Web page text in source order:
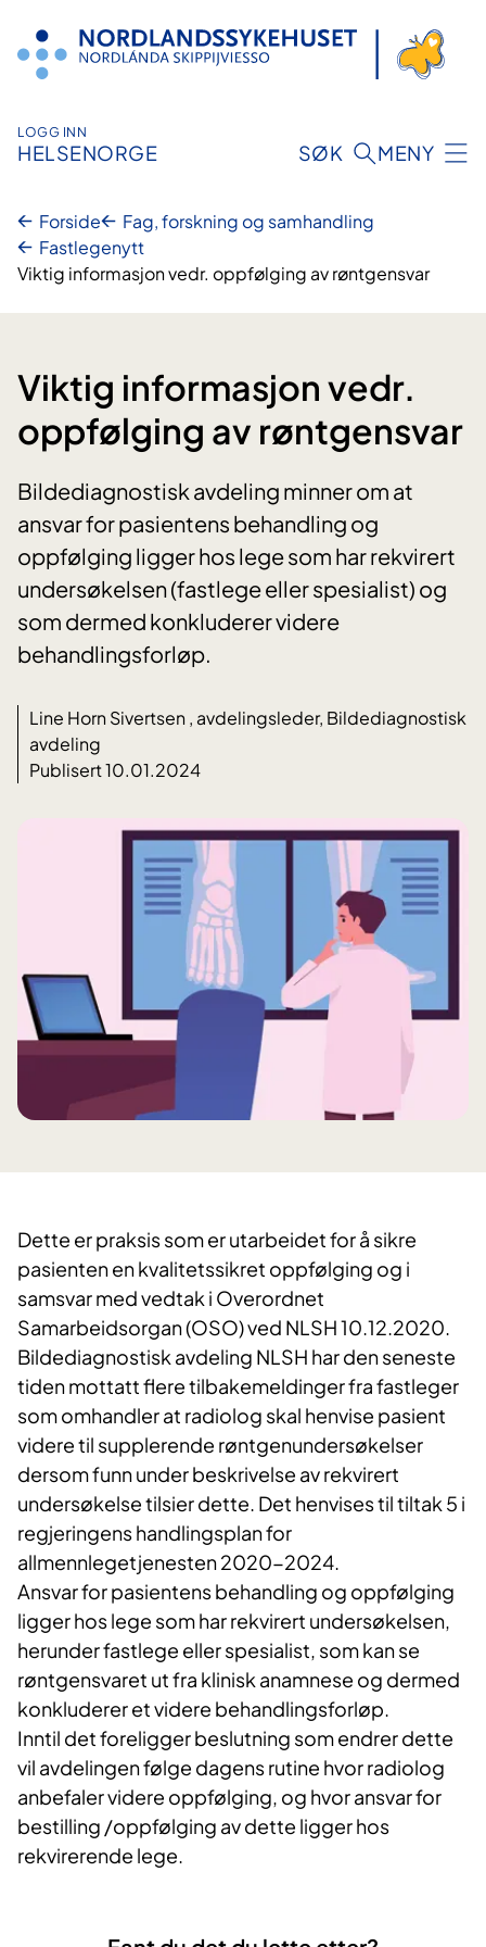
innhold
LOGG INN
HELSENORGE SØK MENY
Forside
Fag, forskning og samhandling
Fastlegenytt
Viktig informasjon vedr. oppfølging av røntgensvar
Viktig informasjon vedr.
oppfølging av røntgensvar
Bildediagnostisk avdeling minner om at
ansvar for pasientens behandling og
oppfølging ligger hos lege som har rekvirert
undersøkelsen (fastlege eller spesialist) og
som dermed konkluderer videre
behandlingsforløp.
Line Horn Sivertsen , avdelingsleder, Bildediagnostisk
avdeling
Publisert 10.01.2024
Dette er praksis som er utarbeidet for å sikre
pasienten en kvalitetssikret oppfølging og i
samsvar med vedtak i Overordnet
Samarbeidsorgan (OSO) ved NLSH 10.12.2020.
Bildediagnostisk avdeling NLSH har den seneste
tiden mottatt flere tilbakemeldinger fra fastleger
som omhandler at radiolog skal henvise pasient
videre til supplerende røntgenundersøkelser
dersom funn under beskrivelse av rekvirert
undersøkelse tilsier dette. Det henvises til tiltak 5 i
regjeringens handlingsplan for
allmennlegetjenesten 2020-2024.
Ansvar for pasientens behandling og oppfølging
ligger hos lege som har rekvirert undersøkelsen,
herunder fastlege eller spesialist, som kan se
røntgensvaret ut fra klinisk anamnese og dermed
konkluderer et videre behandlingsforløp.
Inntil det foreligger beslutning som endrer dette
vil avdelingen følge dagens rutine hvor radiolog
anbefaler videre oppfølging, og hvor ansvar for
bestilling /oppfølging av dette ligger hos
rekvirerende lege.